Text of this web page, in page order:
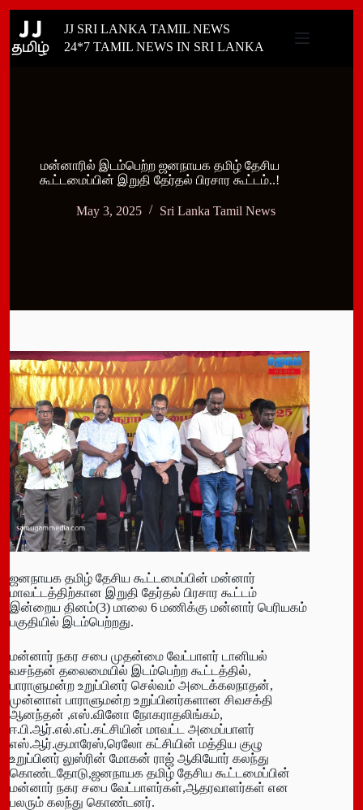
content
JJ SRI LANKA TAMIL NEWS
24*7 TAMIL NEWS IN SRI LANKA
மன்னாரில் இடம்பெற்ற ஜனநாயக தமிழ் தேசிய
கூட்டமைப்பின் இறுதி தேர்தல் பிரசார கூட்டம்..!
May 3, 2025 Sri Lanka Tamil News
ஜனநாயக தமிழ் தேசிய கூட்டமைப்பின் மன்னார்
மாவட்டத்திற்கான இறுதி தேர்தல் பிரசார கூட்டம்
இன்றைய தினம்(3) மாலை 6 மணிக்கு மன்னார் பெரியகம்
பகுதியில் இடம்பெற்றது.
மன்னார் நகர சபை முதன்மை வேட்பாளர் டானியல்
வசந்தன் தலைமையில் இடம்பெற்ற கூட்டத்தில்,
பாராளுமன்ற உறுப்பினர் செல்வம் அடைக்கலநாதன்,
முன்னாள் பாராளுமன்ற உறுப்பினர்களான சிவசக்தி
ஆனந்தன் ,எஸ்.வினோ நோகராதலிங்கம்,
ஈ.பி.ஆர்.எல்.எப்.கட்சியின் மாவட்ட அமைப்பாளர்
எஸ்.ஆர்.குமாரேஸ்,ரெலோ கட்சியின் மத்திய குழு
உறுப்பினர் லுஸ்ரின் மோகன் ராஜ் ஆகியோர் கலந்து
கொண்டதோடு,ஜனநாயக தமிழ் தேசிய கூட்டமைப்பின்
மன்னார் நகர சபை வேட்பாளர்கள்,ஆதரவாளர்கள் என
பலரும் கலந்து கொண்டனர்.